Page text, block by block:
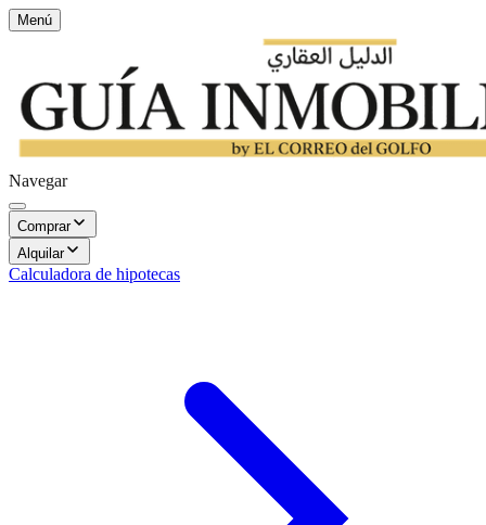
Menú
Navegar
Comprar
Alquilar
Calculadora de hipotecas